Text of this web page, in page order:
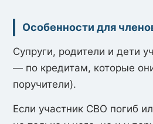
Особенности для
Супруги, родители и дети
— по кредитам, которые
поручители).
Если участник СВО погиб